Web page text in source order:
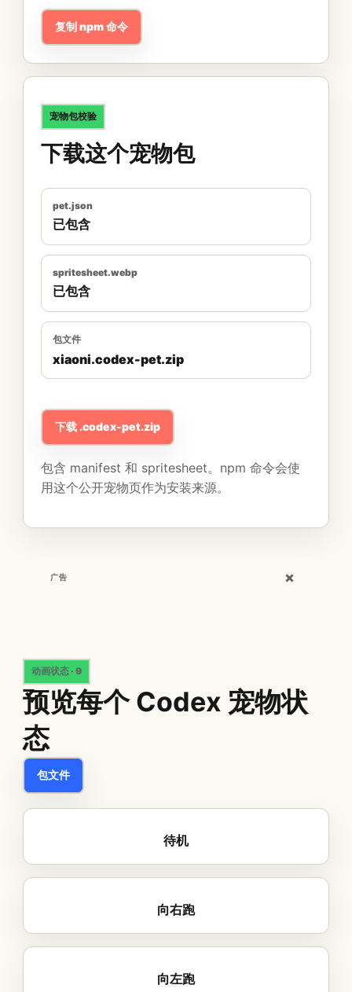
复制 npm 命令
宠物包校验
下载这个宠物包
pet.json
已包含
spritesheet.webp
已包含
包文件
xiaoni.codex-pet.zip
下载 .codex-pet.zip
包含 manifest 和 spritesheet。npm 命令会使
用这个公开宠物页作为安装来源。
广告 ×
动画状态 · 9
预览每个 Codex 宠物状
态
包文件
待机
向右跑
向左跑